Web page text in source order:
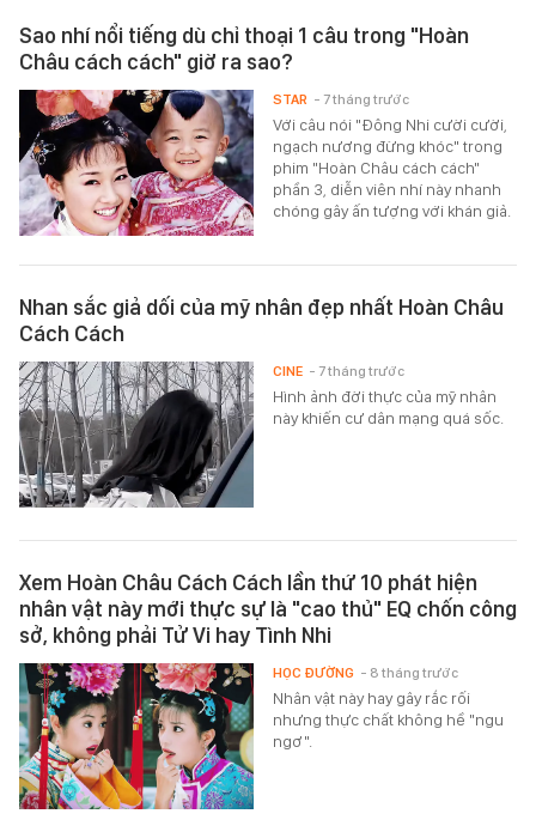
Sao nhí nổi tiếng dù chỉ thoại 1 câu trong "Hoàn
Châu cách cách" giờ ra sao?
Với câu nói "Đông Nhi cười cười,
ngạch nương đừng khóc" trong
phim "Hoàn Châu cách cách"
phần 3, diễn viên nhí này nhanh
chóng gây ấn tượng với khán giả.
STAR - 7 tháng trước
Nhan sắc giả dối của mỹ nhân đẹp nhất Hoàn Châu
Cách Cách
Hình ảnh đời thực của mỹ nhân
này khiến cư dân mạng quá sốc.
CINE - 7 tháng trước
Xem Hoàn Châu Cách Cách lần thứ 10 phát hiện
nhân vật này mới thực sự là "cao thủ" EQ chốn công
sở, không phải Tử Vi hay Tình Nhi
Nhân vật này hay gây rắc rối
nhưng thực chất không hề "ngu
ngơ".
HỌC ĐƯỜNG - 8 tháng trước